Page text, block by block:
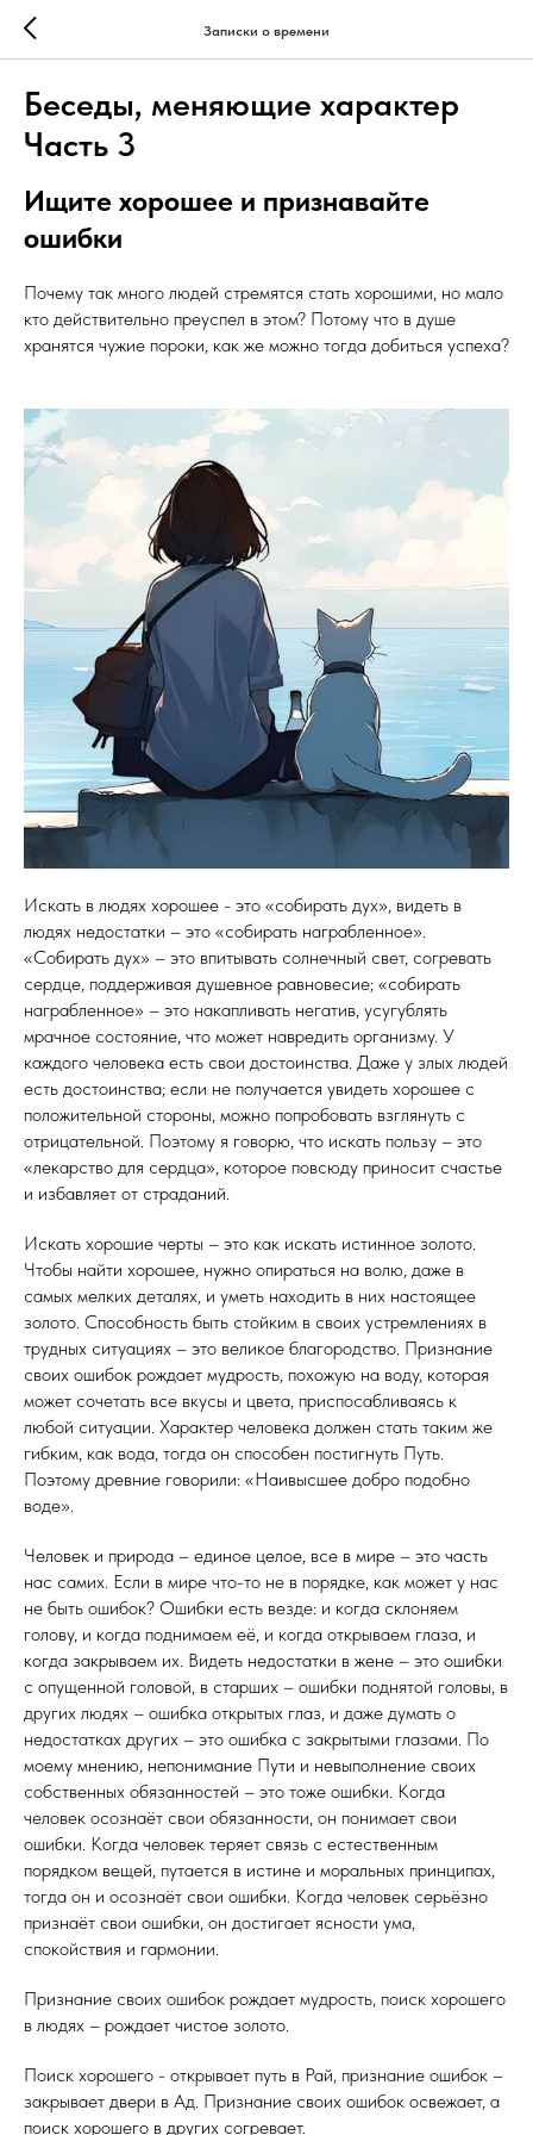
Записки о времени
Беседы, меняющие характер
Часть 3
Ищите хорошее и признавайте
ошибки
Почему так много людей стремятся стать хорошими, но мало
кто действительно преуспел в этом? Потому что в душе
хранятся чужие пороки, как же можно тогда добиться успеха?
Искать в людях хорошее - это «собирать дух», видеть в
людях недостатки – это «собирать награбленное».
«Собирать дух» – это впитывать солнечный свет, согревать
сердце, поддерживая душевное равновесие; «собирать
награбленное» – это накапливать негатив, усугублять
мрачное состояние, что может навредить организму. У
каждого человека есть свои достоинства. Даже у злых людей
есть достоинства; если не получается увидеть хорошее с
положительной стороны, можно попробовать взглянуть с
отрицательной. Поэтому я говорю, что искать пользу – это
«лекарство для сердца», которое повсюду приносит счастье
и избавляет от страданий.
Искать хорошие черты – это как искать истинное золото.
Чтобы найти хорошее, нужно опираться на волю, даже в
самых мелких деталях, и уметь находить в них настоящее
золото. Способность быть стойким в своих устремлениях в
трудных ситуациях – это великое благородство. Признание
своих ошибок рождает мудрость, похожую на воду, которая
может сочетать все вкусы и цвета, приспосабливаясь к
любой ситуации. Характер человека должен стать таким же
гибким, как вода, тогда он способен постигнуть Путь.
Поэтому древние говорили: «Наивысшее добро подобно
воде».
Человек и природа – единое целое, все в мире – это часть
нас самих. Если в мире что-то не в порядке, как может у нас
не быть ошибок? Ошибки есть везде: и когда склоняем
голову, и когда поднимаем её, и когда открываем глаза, и
когда закрываем их. Видеть недостатки в жене – это ошибки
с опущенной головой, в старших – ошибки поднятой головы, в
других людях – ошибка открытых глаз, и даже думать о
недостатках других – это ошибка с закрытыми глазами. По
моему мнению, непонимание Пути и невыполнение своих
собственных обязанностей – это тоже ошибки. Когда
человек осознаёт свои обязанности, он понимает свои
ошибки. Когда человек теряет связь с естественным
порядком вещей, путается в истине и моральных принципах,
тогда он и осознаёт свои ошибки. Когда человек серьёзно
признаёт свои ошибки, он достигает ясности ума,
спокойствия и гармонии.
Признание своих ошибок рождает мудрость, поиск хорошего
в людях – рождает чистое золото.
Поиск хорошего - открывает путь в Рай, признание ошибок –
закрывает двери в Ад. Признание своих ошибок освежает, а
поиск хорошего в других согревает.